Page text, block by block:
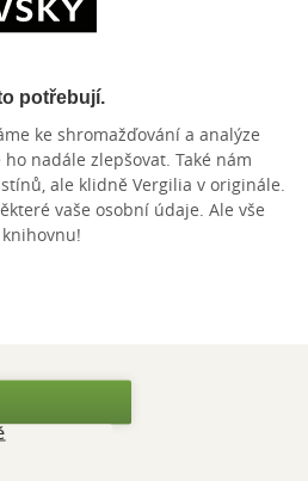
potřebují.
ke shromažďování a analýze
nadále zlepšovat. Také nám
ale klidně Vergilia v originále.
vaše osobní údaje. Ale vše